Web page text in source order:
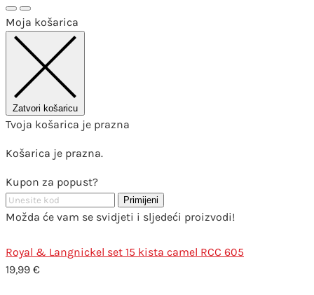
Moja košarica
Zatvori košaricu
Tvoja košarica je prazna
Košarica je prazna.
Kupon za popust?
Primijeni
Možda će vam se svidjeti i sljedeći proizvodi!
Royal & Langnickel set 15 kista camel RCC 605
19,99 €